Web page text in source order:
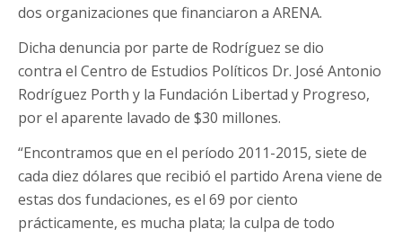
dos organizaciones que financiaron a ARENA.
Dicha denuncia por parte de Rodríguez se dio
contra el Centro de Estudios Políticos Dr. José Antonio
Rodríguez Porth y la Fundación Libertad y Progreso,
por el aparente lavado de $30 millones.
“Encontramos que en el período 2011-2015, siete de
cada diez dólares que recibió el partido Arena viene de
estas dos fundaciones, es el 69 por ciento
prácticamente, es mucha plata; la culpa de todo